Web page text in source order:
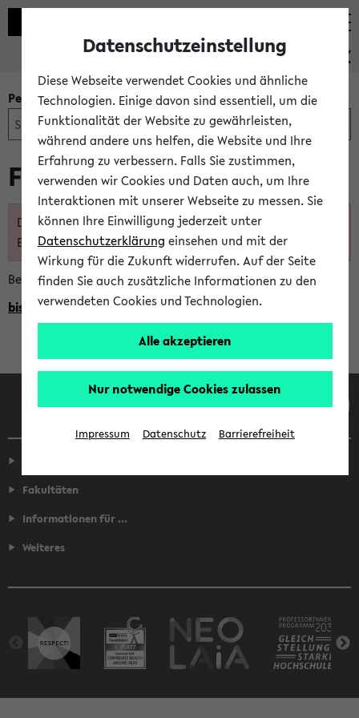
PEVZ
Personen- und Einrichtungssuche
Frau Linda Nesterov
Diese Person ist nicht mehr im Personen- und
Einrichtungsverzeichnis eingetragen
Bei Fragen wenden Sie sich direkt an den BIS Support.
bissupport@uni-bielefeld.de
Facebook Instagram LinkedIn
Fakultäten
Informationen für ...
Weiteres
Datenschutzeinstellung
Diese Webseite verwendet Cookies und ähnliche
Technologien. Einige davon sind essentiell, um die
Funktionalität der Website zu gewährleisten,
während andere uns helfen, die Website und Ihre
Erfahrung zu verbessern. Falls Sie zustimmen,
verwenden wir Cookies und Daten auch, um Ihre
Interaktionen mit unserer Webseite zu messen. Sie
können Ihre Einwilligung jederzeit unter
Datenschutzerklärung einsehen und mit der
Wirkung für die Zukunft widerrufen. Auf der Seite
finden Sie auch zusätzliche Informationen zu den
verwendeten Cookies und Technologien.
Alle akzeptieren
Nur notwendige Cookies zulassen
Impressum Datenschutz Barrierefreiheit